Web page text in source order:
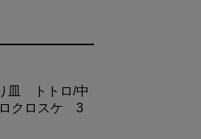
皿 トトロ/中
クロスケ 3